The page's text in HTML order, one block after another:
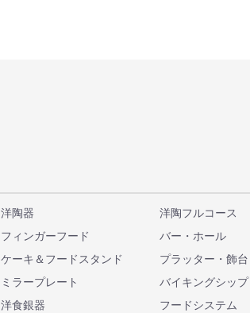
洋陶器
洋陶フルコース
フィンガーフード
バー・ホール
ケーキ＆フードスタンド
プラッター・飾台
ミラープレート
バイキングシップ
洋食銀器
フードシステム